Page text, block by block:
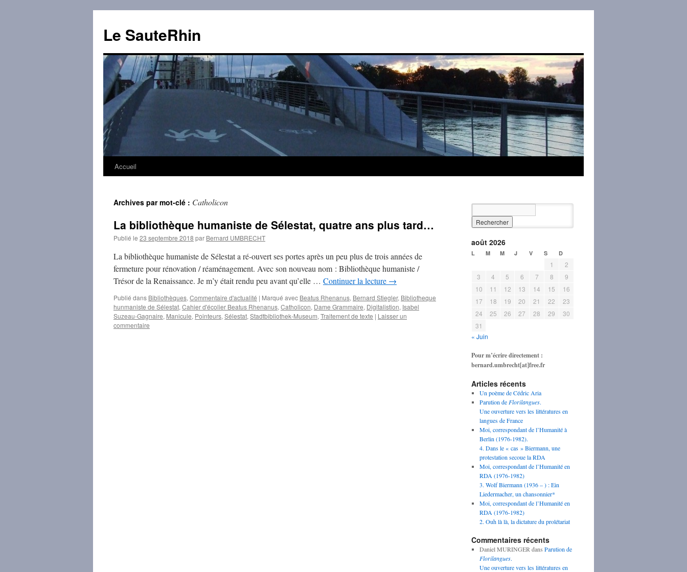
contenu
Le SauteRhin
Accueil
Archives par mot-clé : Catholicon
La bibliothèque humaniste de Sélestat, quatre ans plus tard…
Publié le 23 septembre 2018 par Bernard UMBRECHT
La bibliothèque humaniste de Sélestat a ré-ouvert ses portes après un peu plus de trois années de
fermeture pour rénovation / réaménagement. Avec son nouveau nom : Bibliothèque humaniste /
Trésor de la Renaissance. Je m’y était rendu peu avant qu’elle … Continuer la lecture →
Publié dans Bibliothèques, Commentaire d'actualité | Marqué avec Beatus Rhenanus, Bernard Stiegler, Bibliotheque
hunmaniste de Sélestat, Cahier d'écolier Beatus Rhenanus, Catholicon, Dame Grammaire, Digitalistion, Isabel
Suzeau-Gagnaire, Manicule, Pointeurs, Sélestat, Stadtbibliothek-Museum, Traitement de texte | Laisser un
commentaire
août 2026
L M M J V S D
1
2
3
4 5 6 7 8
9
10
11 12 13 14 15
16
17
18 19 20 21 22
23
24
25 26 27 28 29
30
31
« Juin
Pour m’écrire directement :
bernard.umbrecht[at]free.fr
Articles récents
Un poème de Cédric Aria
Parution de Florilangues.
Une ouverture vers les littératures en
langues de France
Moi, correspondant de l’Humanité à
Berlin (1976-1982).
4. Dans le « cas » Biermann, une
protestation secoue la RDA
Moi, correspondant de l’Humanité en
RDA (1976-1982)
3. Wolf Biermann (1936 – ) : Ein
Liedermacher, un chansonnier*
Moi, correspondant de l’Humanité en
RDA (1976-1982)
2. Ouh là là, la dictature du prolétariat
Commentaires récents
Daniel MURINGER dans Parution de
Florilangues.
Une ouverture vers les littératures en